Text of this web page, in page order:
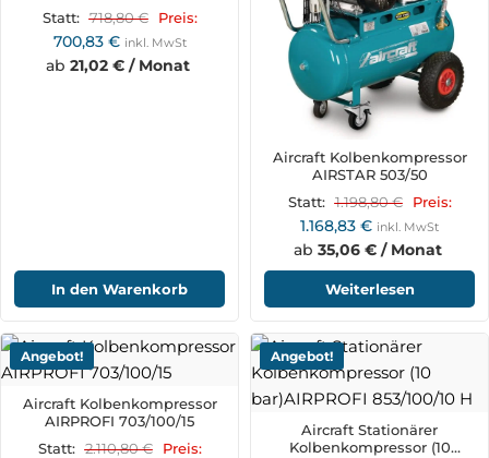
Statt: 718,80€ Preis:
700,83 € inkl. MwSt
ab 21,02 € / Monat
In den Warenkorb
Aircraft Kolbenkompressor
AIRSTAR 503/50
Statt: 1.198,80€ Preis:
1.168,83 € inkl. MwSt
ab 35,06 € / Monat
Weiterlesen
Angebot!
Aircraft Kolbenkompressor
AIRPROFI 703/100/15
Statt: 2.110,80€ Preis:
Angebot!
Aircraft Stationärer
Kolbenkompressor (10